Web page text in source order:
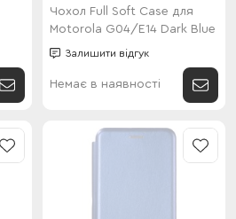
Чохол Full Soft Case для
Motorola G04/E14 Dark Blue
Залишити відгук
Немає в наявності